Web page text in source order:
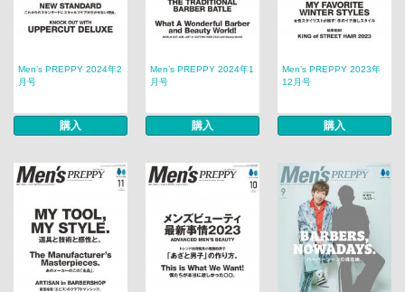
Men’s PREPPY 2024年2
月号
購入
Men’s PREPPY 2024年1
月号
購入
Men’s PREPPY 2023年
12月号
購入